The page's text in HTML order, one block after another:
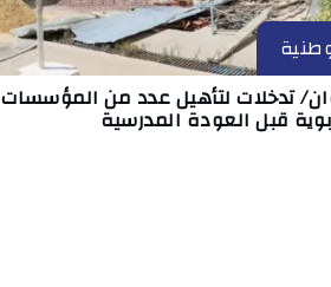
تدخلات لتأهيل عدد من المؤسسات
قبل العودة المدرسية